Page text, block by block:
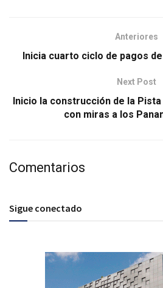
Anteriores
Inicia cuarto ciclo de pagos
Next Post
Inicio la construcción de la
con miras a los
Comentarios
Sigue conectado